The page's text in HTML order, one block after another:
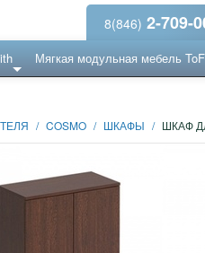
8(846) 2-709-
Мягкая модульная мебель
/ COSMO / ШКАФЫ / ШКАФ